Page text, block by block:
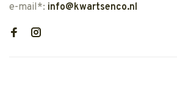
e-mail*: info@kwartsenco.nl